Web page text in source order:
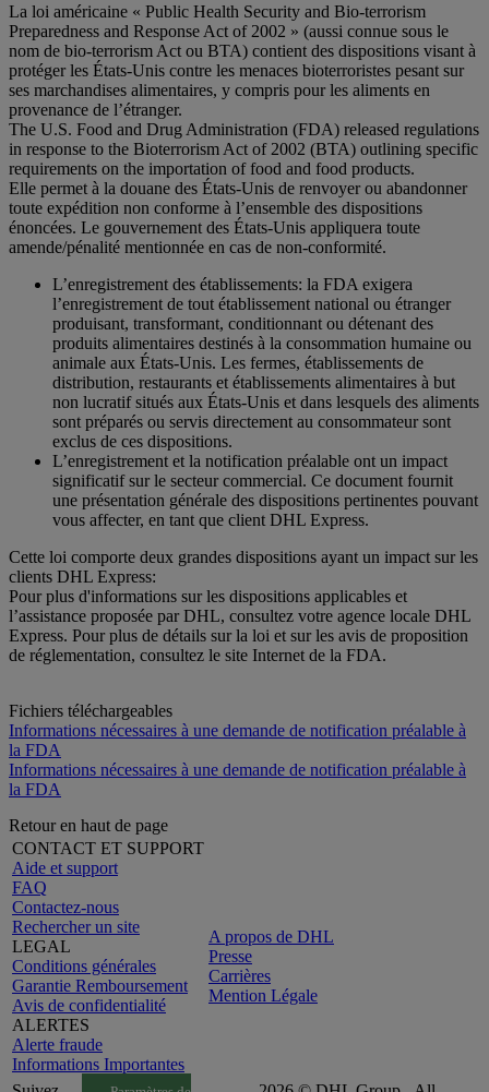
La loi américaine « Public Health Security and Bio-terrorism
Preparedness and Response Act of 2002 » (aussi connue sous le
nom de bio-terrorism Act ou BTA) contient des dispositions visant à
protéger les États-Unis contre les menaces bioterroristes pesant sur
ses marchandises alimentaires, y compris pour les aliments en
provenance de l’étranger.
The U.S. Food and Drug Administration (FDA) released regulations
in response to the Bioterrorism Act of 2002 (BTA) outlining specific
requirements on the importation of food and food products.
Elle permet à la douane des États-Unis de renvoyer ou abandonner
toute expédition non conforme à l’ensemble des dispositions
énoncées. Le gouvernement des États-Unis appliquera toute
amende/pénalité mentionnée en cas de non-conformité.
L’enregistrement des établissements: la FDA exigera
l’enregistrement de tout établissement national ou étranger
produisant, transformant, conditionnant ou détenant des
produits alimentaires destinés à la consommation humaine ou
animale aux États-Unis. Les fermes, établissements de
distribution, restaurants et établissements alimentaires à but
non lucratif situés aux États-Unis et dans lesquels des aliments
sont préparés ou servis directement au consommateur sont
exclus de ces dispositions.
L’enregistrement et la notification préalable ont un impact
significatif sur le secteur commercial. Ce document fournit
une présentation générale des dispositions pertinentes pouvant
vous affecter, en tant que client DHL Express.
Cette loi comporte deux grandes dispositions ayant un impact sur les
clients DHL Express:
Pour plus d'informations sur les dispositions applicables et
l’assistance proposée par DHL, consultez votre agence locale DHL
Express. Pour plus de détails sur la loi et sur les avis de proposition
de réglementation, consultez le site Internet de la FDA.
Fichiers téléchargeables
Informations nécessaires à une demande de notification préalable à
la FDA
Informations nécessaires à une demande de notification préalable à
la FDA
Retour en haut de page
CONTACT ET SUPPORT
Aide et support
FAQ
Contactez-nous
Rechercher un site
LEGAL
Conditions générales
Garantie Remboursement
Avis de confidentialité
ALERTES
Alerte fraude
Informations Importantes
A propos de DHL
Presse
Carrières
Mention Légale